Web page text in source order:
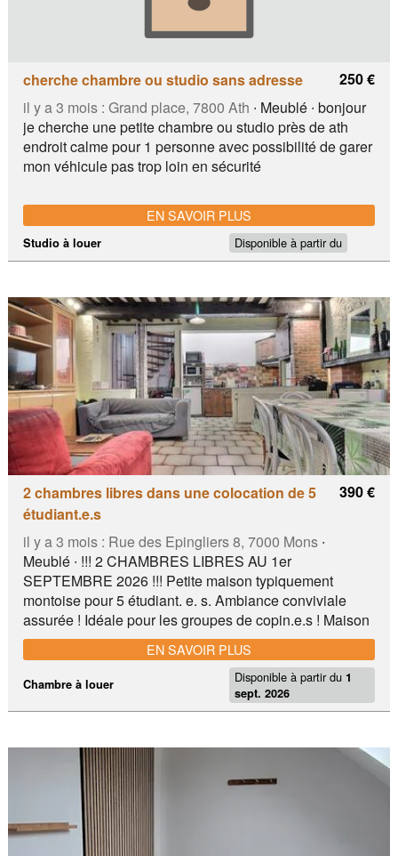
cherche chambre ou studio sans adresse
il y a 3 mois : Grand place, 7800 Ath ∙ Meublé ∙ bonjour
je cherche une petite chambre ou studio près de ath
endroit calme pour 1 personne avec possibilité de garer
mon véhicule pas trop loin en sécurité
Studio à louer Disponible à partir du
250 €
EN SAVOIR PLUS
2 chambres libres dans une colocation de 5
étudiant.e.s
il y a 3 mois : Rue des Epingliers 8, 7000 Mons∙
Meublé ∙ !!! 2 CHAMBRES LIBRES AU 1er
SEPTEMBRE 2026 !!! Petite maison typiquement
montoise pour 5 étudiant. e. s. Ambiance conviviale
assurée ! Idéale pour les groupes de copin.e.s ! Maison
sur 4 niveaux : - Rez-de-chaussée avec cuisine
équipée, salle à manger et salon. Le rez-de-chaussée
sera entièrement refait pendant juillet-août 2026 - 1er
étage : 2 chambres de 10m² , dont 1 avec lavabo
personnel + WC sur le palier - 2ème étage : 2 chambres
douche commune et WC sur le palier - 2 min à pied de
la Grand Place - 2 min à pied de la Place du Marché
aux Herbes - 2 min à pied de la rue commerçante - 10-
15 min à pied de la gare
Chambre à louer Disponible à partir du1
sept. 2026
390 €
EN SAVOIR PLUS